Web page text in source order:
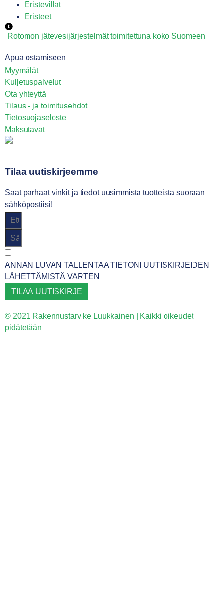
Eristevillat
Eristeet
Rotomon jätevesijärjestelmät toimitettuna koko Suomeen
Apua ostamiseen
Myymälät
Kuljetuspalvelut
Ota yhteyttä
Tilaus - ja toimitusehdot
Tietosuojaseloste
Maksutavat
Tilaa uutiskirjeemme
Saat parhaat vinkit ja tiedot uusimmista tuotteista suoraan
sähköpostiisi!
ANNAN LUVAN TALLENTAA TIETONI UUTISKIRJEIDEN
LÄHETTÄMISTÄ VARTEN
TILAA UUTISKIRJE
© 2021 Rakennustarvike Luukkainen | Kaikki oikeudet
pidätetään